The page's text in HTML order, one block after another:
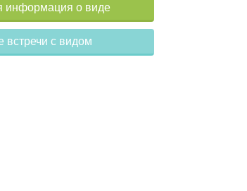
информация о виде
встречи с видом